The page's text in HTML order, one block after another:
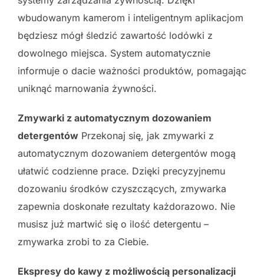
wbudowanym kamerom i inteligentnym aplikacjom
będziesz mógł śledzić zawartość lodówki z
dowolnego miejsca. System automatycznie
informuje o dacie ważności produktów, pomagając
uniknąć marnowania żywności.
Zmywarki z automatycznym dozowaniem
detergentów Przekonaj się, jak zmywarki z
automatycznym dozowaniem detergentów mogą
ułatwić codzienne prace. Dzięki precyzyjnemu
dozowaniu środków czyszczących, zmywarka
zapewnia doskonałe rezultaty każdorazowo. Nie
musisz już martwić się o ilość detergentu –
zmywarka zrobi to za Ciebie.
Ekspresy do kawy z możliwością personalizacji